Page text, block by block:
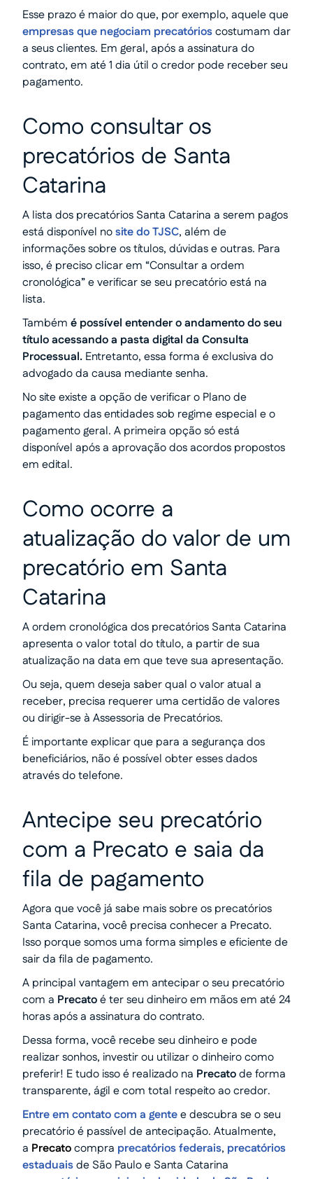
Esse prazo é maior do que, por exemplo, aquele que
empresas que negociam precatórioscostumam dar
a seus clientes. Em geral, após a assinatura do
contrato, em até 1 dia útil o credor pode receber seu
pagamento.
Como consultar os
precatórios de Santa
Catarina
A lista dos precatórios Santa Catarina a serem pagos
está disponível nosite do TJSC, além de
informações sobre os títulos, dúvidas e outras. Para
isso, é preciso clicar em “Consultar a ordem
cronológica” e verificar se seu precatório está na
lista.
Também é possível entender o andamento do seu
título acessando a pasta digital da Consulta
Processual. Entretanto, essa forma é exclusiva do
advogado da causa mediante senha.
No site existe a opção de verificar o Plano de
pagamento das entidades sob regime especial e o
pagamento geral. A primeira opção só está
disponível após a aprovação dos acordos propostos
em edital.
Como ocorre a
atualização do valor de um
precatório em Santa
Catarina
A ordem cronológica dos precatórios Santa Catarina
apresenta o valor total do título, a partir de sua
atualização na data em que teve sua apresentação.
Ou seja, quem deseja saber qual o valor atual a
receber, precisa requerer uma certidão de valores
ou dirigir-se à Assessoria de Precatórios.
É importante explicar que para a segurança dos
beneficiários, não é possível obter esses dados
através do telefone.
Antecipe seu precatório
com a Precato e saia da
fila de pagamento
Agora que você já sabe mais sobre os precatórios
Santa Catarina, você precisa conhecer a Precato.
Isso porque somos uma forma simples e eficiente de
sair da fila de pagamento.
A principal vantagem em antecipar o seu precatório
com a Precatoé ter seu dinheiro em mãos em até 24
horas após a assinatura do contrato.
Dessa forma, você recebe seu dinheiro e pode
realizar sonhos, investir ou utilizar o dinheiro como
preferir! E tudo isso é realizado na Precatode forma
transparente, ágil e com total respeito ao credor.
Entre em contato com a gentee descubra se o seu
precatório é passível de antecipação. Atualmente,
a Precatocompra precatórios federais, precatórios
estaduaisde São Paulo e Santa Catarina